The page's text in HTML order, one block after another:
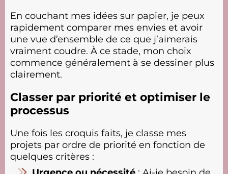
En couchant mes idées sur papier, je peux
rapidement comparer mes envies et avoir
une vue d’ensemble de ce que j’aimerais
vraiment coudre. À ce stade, mon choix
commence généralement à se dessiner plus
clairement.
Classer par priorité et optimiser le
processus
Une fois les croquis faits, je classe mes
projets par ordre de priorité en fonction de
quelques critères :